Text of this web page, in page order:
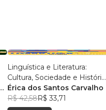
Linguística e Literatura:
Cultura, Sociedade e História
- Volume 2
Érica dos Santos Carvalho
R$ 42,58R$ 33,71